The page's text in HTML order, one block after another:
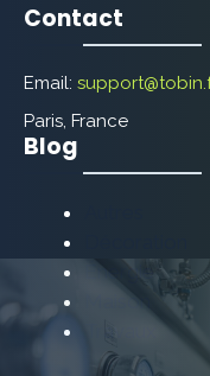
Contact
Email:
Paris, France
Blog
Énergie
Maison